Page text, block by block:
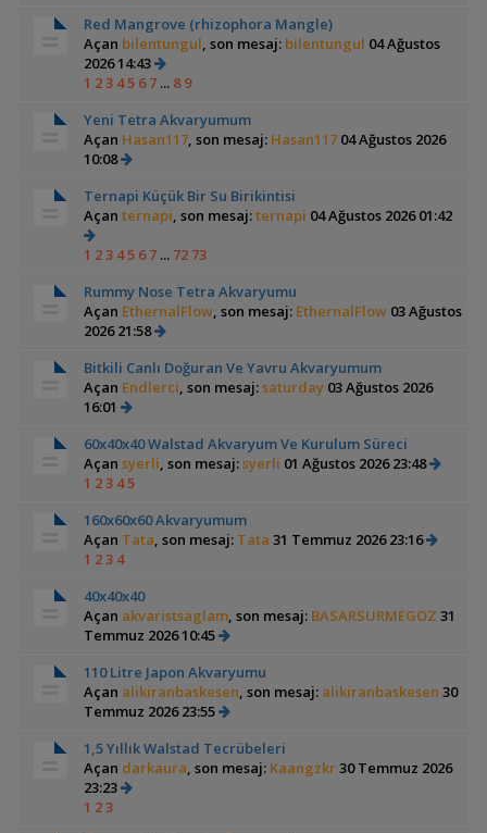
Red Mangrove (rhizophora Mangle)
Açan bilentungul, son mesaj: bilentungul 04 Ağustos
2026 14:43
1 23 45 6 7... 8 9
Yeni Tetra Akvaryumum
Açan Hasan117, son mesaj: Hasan11704 Ağustos 2026
10:08
Ternapi Küçük Bir Su Birikintisi
Açan ternapi, son mesaj:ternapi 04 Ağustos 2026 01:42
1 23 45 6 7... 72 73
Rummy Nose Tetra Akvaryumu
Açan EthernalFlow, son mesaj: EthernalFlow03 Ağustos
2026 21:58
Bitkili Canlı Doğuran Ve Yavru Akvaryumum
Açan Endlerci, son mesaj:saturday03 Ağustos 2026
16:01
60x40x40 Walstad Akvaryum Ve Kurulum Süreci
Açan syerli, son mesaj:syerli 01 Ağustos 2026 23:48
1 23 45
160x60x60 Akvaryumum
Açan Tata, son mesaj: Tata 31 Temmuz 2026 23:16
1 23 4
40x40x40
Açan akvaristsaglam, son mesaj: BASARSURMEGOZ 31
Temmuz 2026 10:45
110 Litre Japon Akvaryumu
Açan alikiranbaskesen, son mesaj: alikiranbaskesen 30
Temmuz 2026 23:55
1,5 Yıllık Walstad Tecrübeleri
Açan darkaura, son mesaj: Kaangzkr30 Temmuz 2026
23:23
1 23